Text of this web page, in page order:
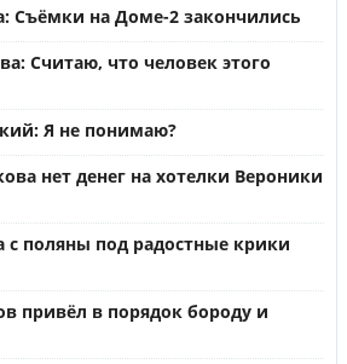
Съёмки на Доме-2 закончились
Считаю, что человек этого
Я не понимаю?
нет денег на хотелки Вероники
с поляны под радостные крики
привёл в порядок бороду и